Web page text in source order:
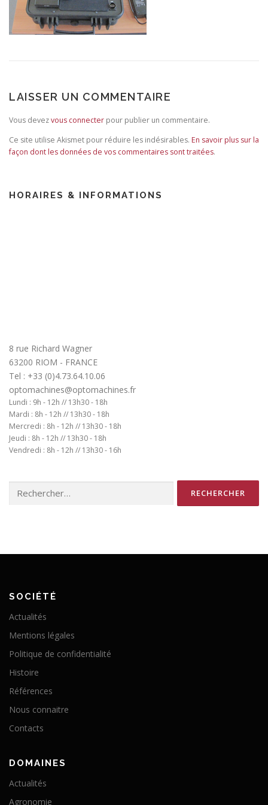
LAISSER UN COMMENTAIRE
Vous devezvous connecter pour publier un commentaire.
Ce site utilise Akismet pour réduire les indésirables. En savoir plus sur la
façon dont les données de vos commentaires sont traitées.
HORAIRES & INFORMATIONS
8 rue Richard Wagner
63200 RIOM - FRANCE
Tel : +33 (0)4.73.64.10.06
optomachines@optomachines.fr
Lundi : 9h - 12h // 13h30 - 18h
Mardi : 8h - 12h // 13h30 - 18h
Mercredi : 8h - 12h // 13h30 - 18h
Jeudi : 8h - 12h // 13h30 - 18h
Vendredi : 8h - 12h // 13h30 - 16h
SOCIÉTÉ
Actualités
Mentions légales
Politique de confidentialité
Histoire
Références
Nous connaitre
Contacts
DOMAINES
Actualités
Agronomie